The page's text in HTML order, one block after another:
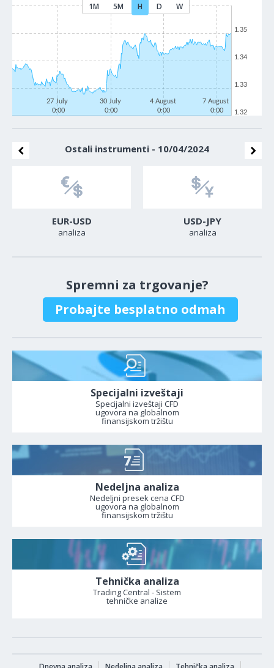
1M 5M H D W
27 July
0:00
30 July
0:00
4 August
0:00
7 August
0:00
1.32
1.33
1.34
1.35
Ostali instrumenti - 10/04/2024
EUR-USD
analiza
USD-JPY
analiza
Spremni za trgovanje?
Probajte besplatno odmah
Specijalni izveštaji
Specijalni izveštaji CFD
ugovora na globalnom
finansijskom tržištu
Nedeljna analiza
Nedeljni presek cena CFD
ugovora na globalnom
finansijskom tržištu
Tehnička analiza
Trading Central - Sistem
tehničke analize